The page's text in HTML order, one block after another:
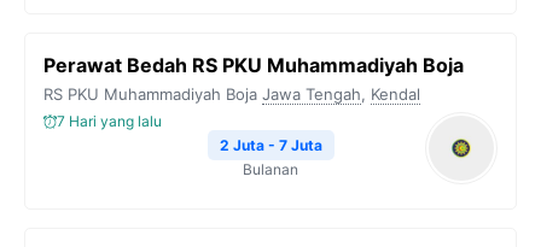
Perawat Bedah RS PKU Muhammadiyah Boja
RS PKU Muhammadiyah Boja Jawa Tengah, Kendal
7 Hari yang lalu
2 Juta - 7 Juta
Bulanan